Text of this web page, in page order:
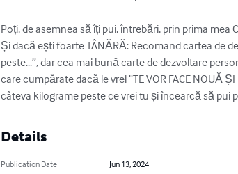
Poți, de asemnea să îți pui, întrebări, prin prima mea
Și dacă ești foarte TÂNĂRĂ: Recomand cartea de
peste...”, dar cea mai bună carte de dezvoltare
care cumpărate dacă le vrei ”TE VOR FACE NOUĂ
câteva kilograme peste ce vrei tu și încearcă să pui
Details
Publication Date
Jun 13, 2024